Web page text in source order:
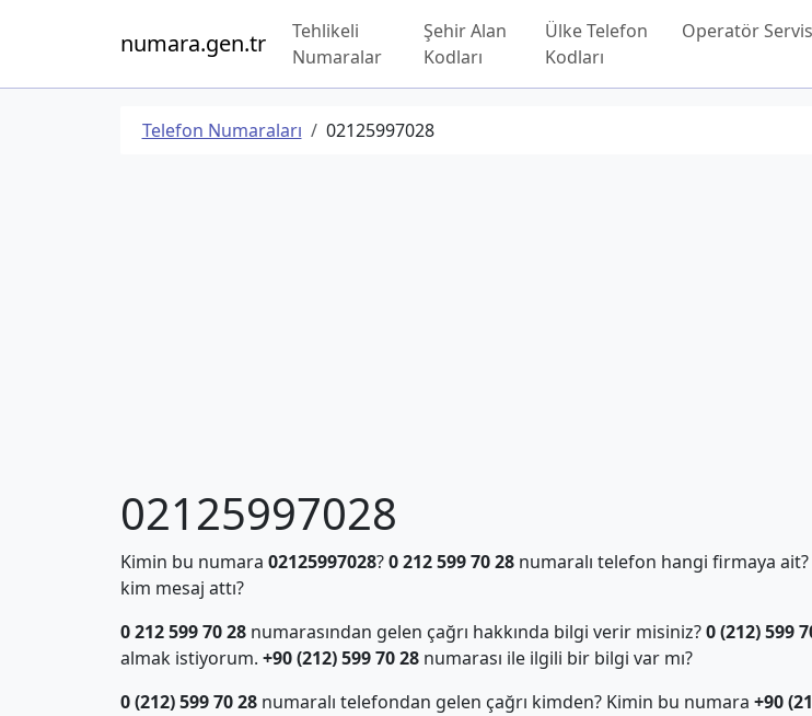
numara.gen.tr
Tehlikeli
Numaralar
Şehir Alan
Kodları
Ülke Telefon
Kodları
Operatör
Telefon Numaraları 02125997028
02125997028
Kimin bu numara 02125997028?0 212 599 70 28numaralı telefon hangi firmaya ait?
kim mesaj attı?
0 212 599 70 28numarasından gelen çağrı hakkında bilgi verir misiniz?0 (212) 599
almak istiyorum. +90 (212) 599 70 28numarası ile ilgili bir bilgi var mı?
0 (212) 599 70 28numaralı telefondan gelen çağrı kimden? Kimin bu numara +90